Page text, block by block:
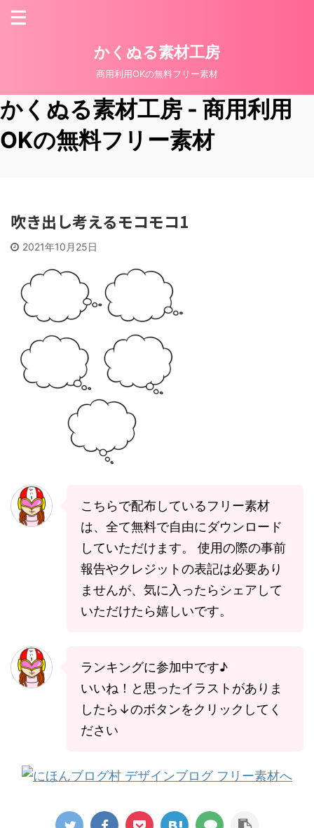
かくぬる素材工房
商用利用OKの無料フリー素材
かくぬる素材工房 - 商用利用
OKの無料フリー素材
吹き出し考えるモコモコ1
2021年10月25日
こちらで配布しているフリー素材
は、全て無料で自由にダウンロード
していただけます。 使用の際の事前
報告やクレジットの表記は必要あり
ませんが、気に入ったらシェアして
いただけたら嬉しいです。
ランキングに参加中です♪
いいね！と思ったイラストがありま
したら↓のボタンをクリックしてく
ださい